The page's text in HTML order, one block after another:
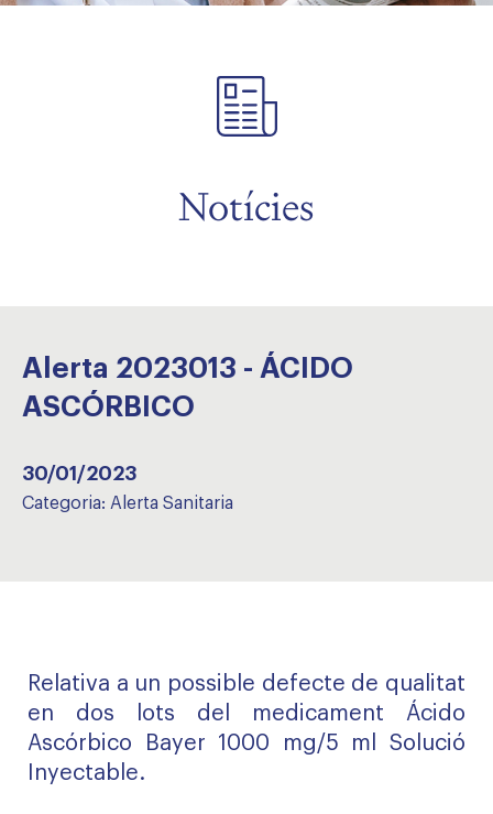
Notícies
Alerta 2023013 - ÁCIDO
ASCÓRBICO
30/01/2023
Categoria: Alerta Sanitaria
Relativa a un possible defecte de qualitat
en dos lots del medicament Ácido
Ascórbico Bayer 1000 mg/5 ml Solució
Inyectable.